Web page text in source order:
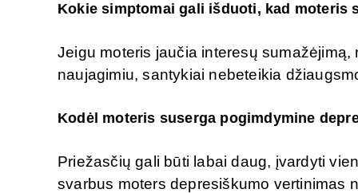
Kokie simptomai gali išduoti, kad moteris
Jeigu moteris jaučia interesų
naujagimiu, santykiai nebeteikia
Kodėl moteris suserga pogimdymine
Priežasčių gali būti labai daug, įvardyti
svarbus moters depresiškumo vertinimas